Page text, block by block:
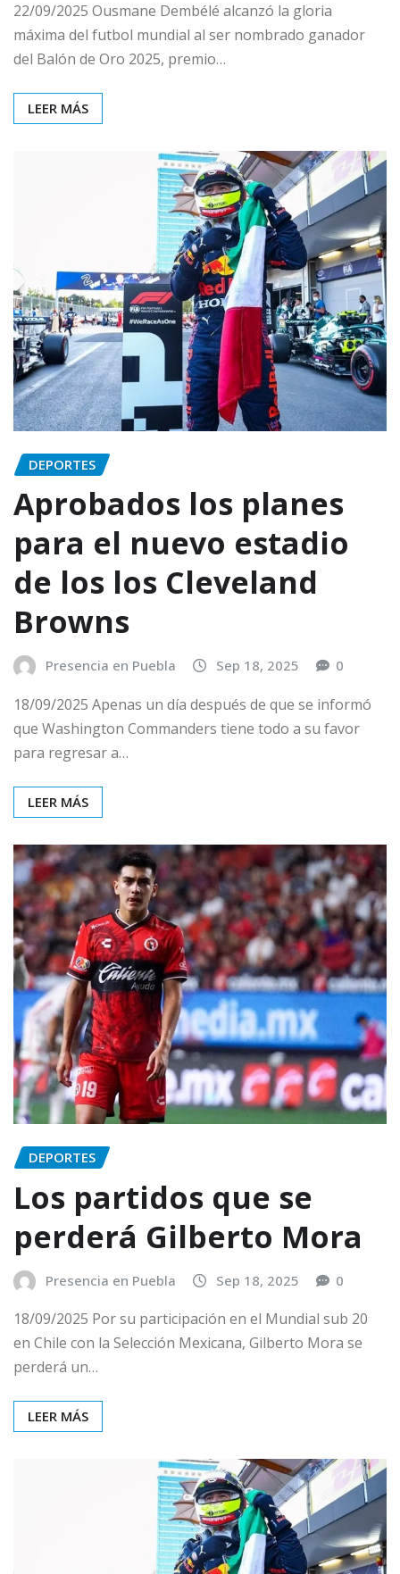
22/09/2025 Ousmane Dembélé alcanzó la gloria
máxima del futbol mundial al ser nombrado ganador
del Balón de Oro 2025, premio…
LEER MÁS
DEPORTES
Aprobados los planes
para el nuevo estadio
de los los Cleveland
Browns
Presencia en Puebla Sep 18, 2025 0
18/09/2025 Apenas un día después de que se informó
que Washington Commanders tiene todo a su favor
para regresar a…
LEER MÁS
DEPORTES
Los partidos que se
perderá Gilberto Mora
Presencia en Puebla Sep 18, 2025 0
18/09/2025 Por su participación en el Mundial sub 20
en Chile con la Selección Mexicana, Gilberto Mora se
perderá un…
LEER MÁS